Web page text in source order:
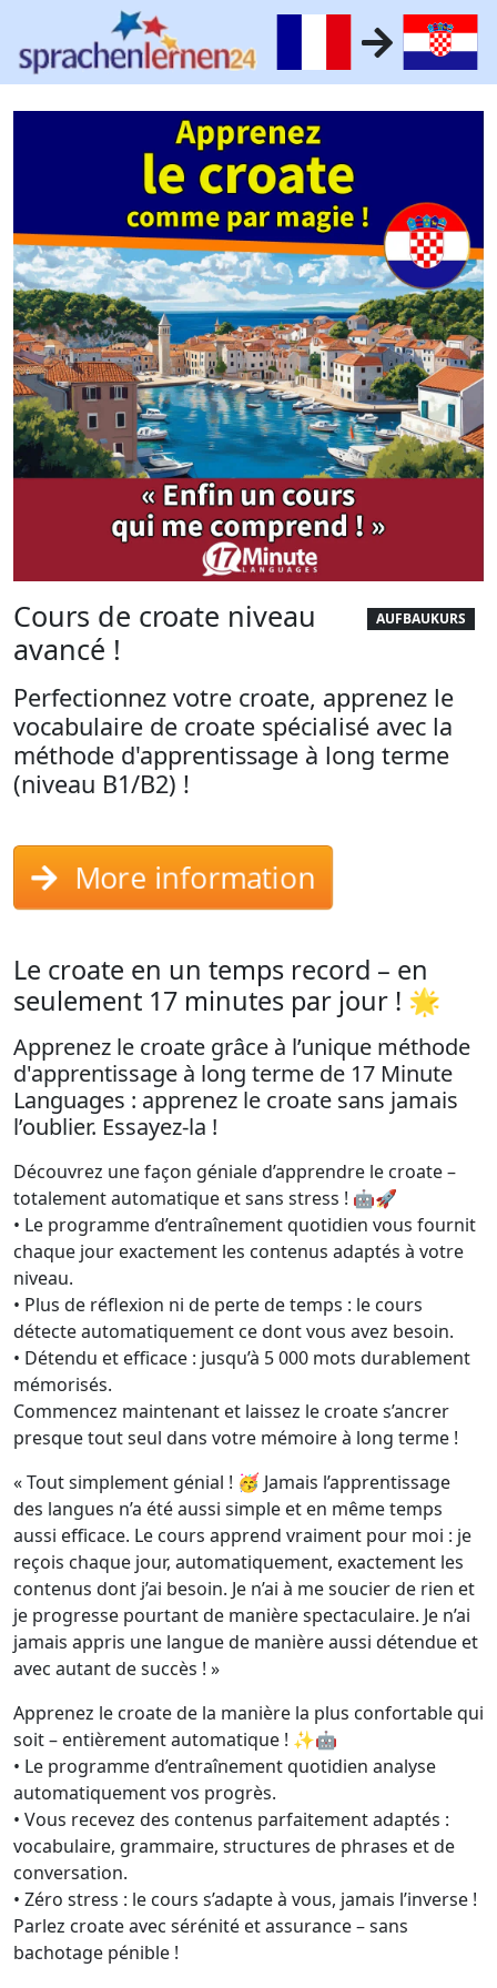
AUFBAUKURS
Cours de croate niveau
avancé !
Perfectionnez votre croate, apprenez le
vocabulaire de croate spécialisé avec la
méthode d'apprentissage à long terme
(niveau B1/B2) !
More information
Le croate en un temps record – en
seulement 17 minutes par jour ! 🌟
Apprenez le croate grâce à l’unique méthode
d'apprentissage à long terme de 17 Minute
Languages : apprenez le croate sans jamais
l’oublier. Essayez-la !
Découvrez une façon géniale d’apprendre le croate –
totalement automatique et sans stress ! 🤖🚀
• Le programme d’entraînement quotidien vous fournit
chaque jour exactement les contenus adaptés à votre
niveau.
• Plus de réflexion ni de perte de temps : le cours
détecte automatiquement ce dont vous avez besoin.
• Détendu et efficace : jusqu’à 5 000 mots durablement
mémorisés.
Commencez maintenant et laissez le croate s’ancrer
presque tout seul dans votre mémoire à long terme !
« Tout simplement génial ! 🥳 Jamais l’apprentissage
des langues n’a été aussi simple et en même temps
aussi efficace. Le cours apprend vraiment pour moi : je
reçois chaque jour, automatiquement, exactement les
contenus dont j’ai besoin. Je n’ai à me soucier de rien et
je progresse pourtant de manière spectaculaire. Je n’ai
jamais appris une langue de manière aussi détendue et
avec autant de succès ! »
Apprenez le croate de la manière la plus confortable qui
soit – entièrement automatique ! ✨🤖
• Le programme d’entraînement quotidien analyse
automatiquement vos progrès.
• Vous recevez des contenus parfaitement adaptés :
vocabulaire, grammaire, structures de phrases et de
conversation.
• Zéro stress : le cours s’adapte à vous, jamais l’inverse !
Parlez croate avec sérénité et assurance – sans
bachotage pénible !